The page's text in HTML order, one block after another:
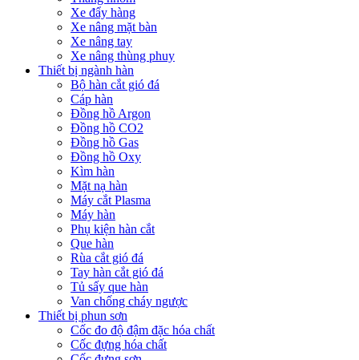
Xe đẩy hàng
Xe nâng mặt bàn
Xe nâng tay
Xe nâng thùng phuy
Thiết bị ngành hàn
Bộ hàn cắt gió đá
Cáp hàn
Đồng hồ Argon
Đồng hồ CO2
Đồng hồ Gas
Đồng hồ Oxy
Kìm hàn
Mặt nạ hàn
Máy cắt Plasma
Máy hàn
Phụ kiện hàn cắt
Que hàn
Rùa cắt gió đá
Tay hàn cắt gió đá
Tủ sấy que hàn
Van chống cháy ngược
Thiết bị phun sơn
Cốc đo độ đậm đặc hóa chất
Cốc đựng hóa chất